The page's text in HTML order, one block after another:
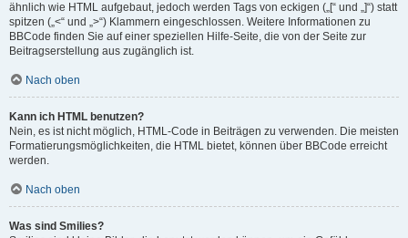
ähnlich wie HTML aufgebaut, jedoch werden Tags von eckigen („[“ und „]“) statt
spitzen („<“ und „>“) Klammern eingeschlossen. Weitere Informationen zu
BBCode finden Sie auf einer speziellen Hilfe-Seite, die von der Seite zur
Beitragserstellung aus zugänglich ist.
Nach oben
Kann ich HTML benutzen?
Nein, es ist nicht möglich, HTML-Code in Beiträgen zu verwenden. Die meisten
Formatierungsmöglichkeiten, die HTML bietet, können über BBCode erreicht
werden.
Nach oben
Was sind Smilies?